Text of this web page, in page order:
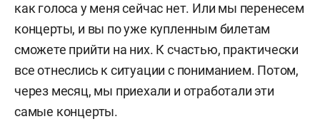
как голоса у меня сейчас нет. Или мы перенесем
концерты, и вы по уже купленным билетам
сможете прийти на них. К счастью, практически
все отнеслись к ситуации с пониманием. Потом,
через месяц, мы приехали и отработали эти
самые концерты.